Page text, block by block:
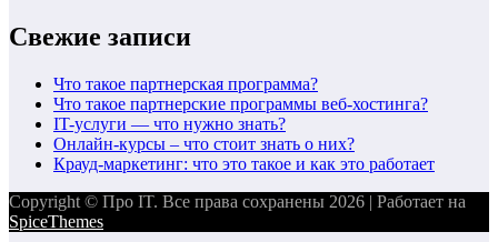
Свежие записи
Что такое партнерская программа?
Что такое партнерские программы веб-хостинга?
IT-услуги — что нужно знать?
Онлайн-курсы – что стоит знать о них?
Крауд-маркетинг: что это такое и как это работает
Copyright © Про IT. Все права сохранены 2026 | Работает на
SpiceThemes